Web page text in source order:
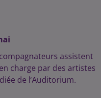
assistent
charge par des artistes
de l’Auditorium.